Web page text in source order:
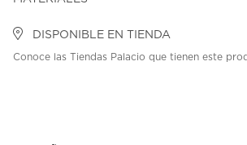
DISPONIBLE EN TIENDA
Conoce las Tiendas Palacio que tienen este